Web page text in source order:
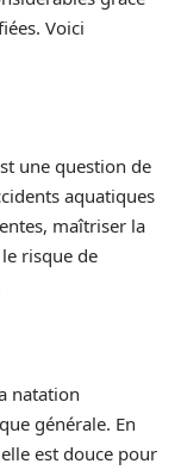
Voici
une question de
aquatiques
maîtriser la
risque de
natation
générale. En
est douce pour